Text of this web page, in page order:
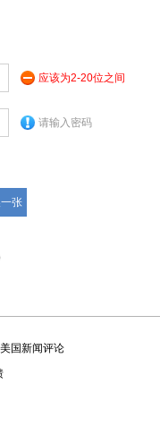
应该为2-20位之间
请输入密码
张
美国新闻评论